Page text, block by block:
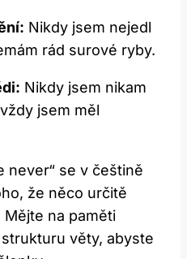
Nikdy jsem nejedl
rád surové ryby.
Nikdy jsem nikam
jsem měl
never“ se v češtině
že něco určitě
na paměti
věty, abyste